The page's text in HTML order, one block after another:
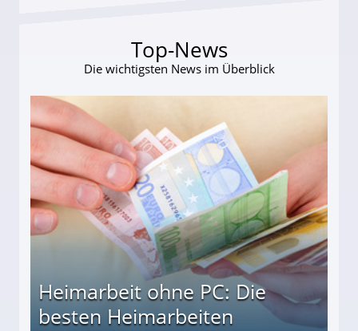
Top-News
Die wichtigsten News im Überblick
Heimarbeit ohne PC: Die
besten Heimarbeiten